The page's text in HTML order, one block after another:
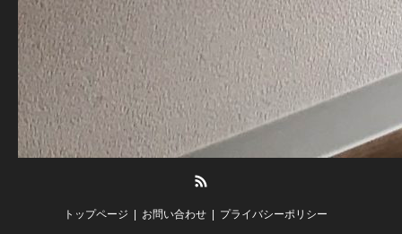
トップページ お問い合わせ プライバシーポリシー